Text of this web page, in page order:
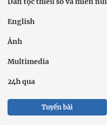
English
Ảnh
Multimedia
24h qua
Tuyến bài